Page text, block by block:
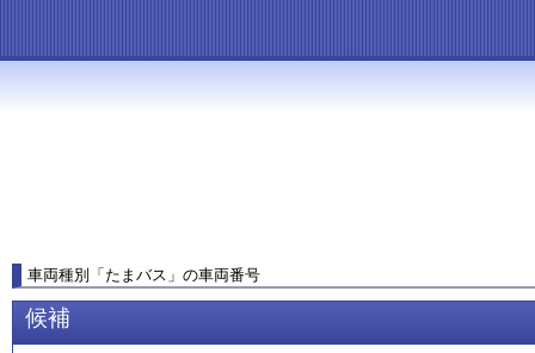
車両種別 「 たまバス 」 の車両番号
候補